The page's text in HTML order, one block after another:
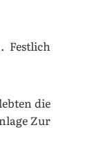
Festlich
die
Zur